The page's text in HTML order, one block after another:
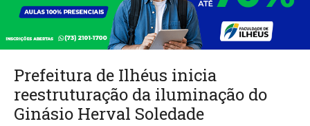
Prefeitura de Ilhéus inicia
reestruturação da iluminação do
Ginásio Herval Soledade